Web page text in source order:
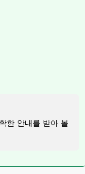
한 안내를 받아 볼